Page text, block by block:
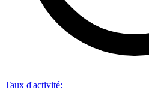
Taux d'activité: